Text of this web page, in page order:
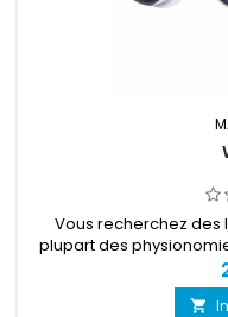
Vous recherchez des
plupart des
délicate sur la peau ?
One pour femmes sont
